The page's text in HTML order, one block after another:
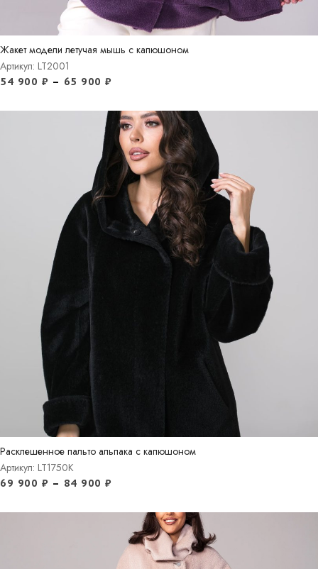
Жакет модели летучая мышь с капюшоном
Артикул: LT2001
54 900 ₽ – 65 900 ₽
Расклешенное пальто альпака с капюшоном
Артикул: LT1750K
69 900 ₽ – 84 900 ₽